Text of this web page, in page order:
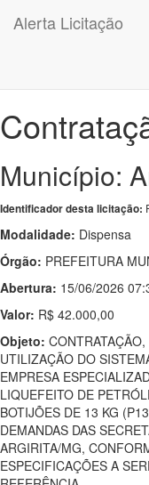
Alerta Licitação
Município:
Identificador desta licitação:
Modalidade: Dispensa
Órgão: PREFEITURA
Abertura: 15/06/2026
Valor: R$ 42.000,00
Objeto:
UTILIZAÇÃO DO
EMPRESA
LIQUEFEITO DE
BOTIJÕES DE 13 KG
DEMANDAS DAS
ARGIRITA/MG,
ESPECIFICAÇÕES A